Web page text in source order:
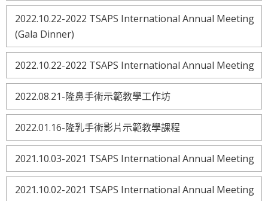
2022.10.22-2022 TSAPS International Annual Meeting
(Gala Dinner)
2022.10.22-2022 TSAPS International Annual Meeting
2022.08.21-隆鼻手術示範教學工作坊
2022.01.16-隆乳手術影片示範教學課程
2021.10.03-2021 TSAPS International Annual Meeting
2021.10.02-2021 TSAPS International Annual Meeting